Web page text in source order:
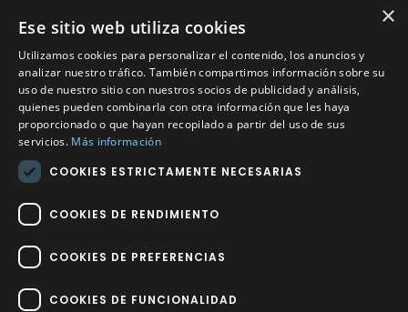
CONTACTO
Calle Méndez Núñez nº3 – Fuente Palmera 14120 Córdoba
Teléfono957 04 96 57
Emailinfo@factory-sport.es
HORARIO COMERCIAL
Lunes a viernes
10:00 a 14:00 / 18:00 a 21:00
×
Ese sitio web utiliza cookies
Utilizamos cookies para personalizar el contenido, los anuncios y
analizar nuestro tráfico. También compartimos información sobre su
uso de nuestro sitio con nuestros socios de publicidad y análisis,
quienes pueden combinarla con otra información que les haya
proporcionado o que hayan recopilado a partir del uso de sus
servicios. Más información
COOKIES ESTRICTAMENTE NECESARIAS
COOKIES DE RENDIMIENTO
COOKIES DE PREFERENCIAS
COOKIES DE FUNCIONALIDAD